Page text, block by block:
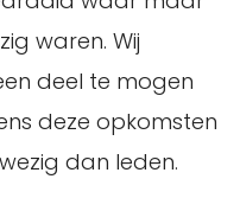
waren. Wij
deel te mogen
deze opkomsten
dan leden.